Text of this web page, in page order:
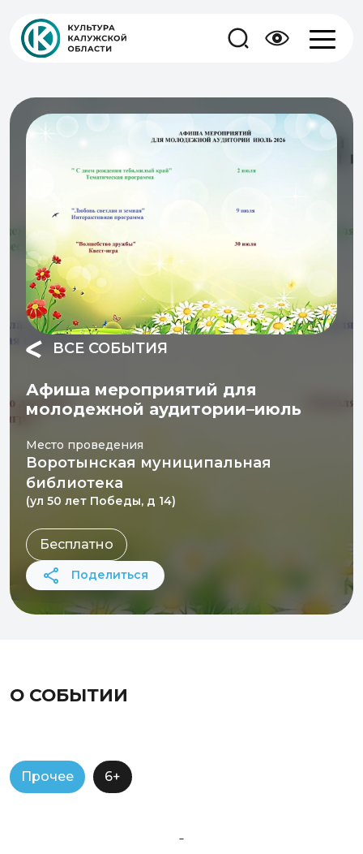
ВСЕ СОБЫТИЯ
Афиша мероприятий для
молодежной аудитории–июль
Место проведения
Воротынская муниципальная
библиотека
(ул 50 лет Победы, д 14)
Бесплатно
Поделиться
О СОБЫТИИ
Прочее 6+